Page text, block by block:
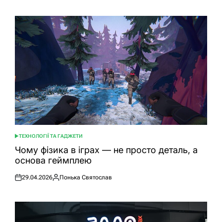
ОПУБЛІКУВАТИ
У
ТЕХНОЛОГІЇ ТА ГАДЖЕТИ
Чому фізика в іграх — не просто деталь, а
основа геймплею
Оприлюднено
29.04.2026
Опубліковано
Понька Святослав